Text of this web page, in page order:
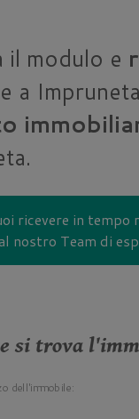
il modulo e
a
ricevere in tempo
nostro Team di
si trova
dell'immobile: